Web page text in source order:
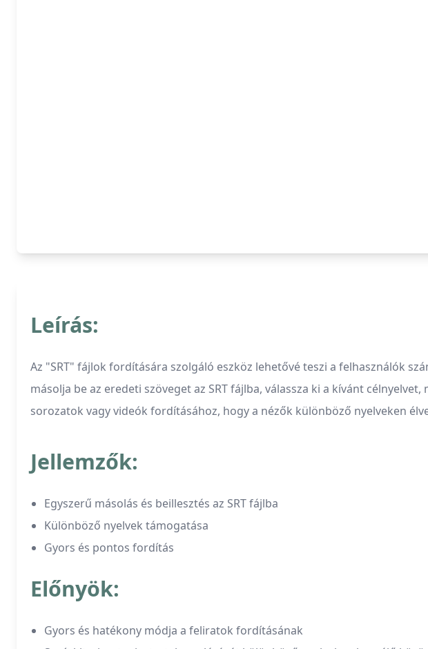
Leírás:
Az "SRT" fájlok fordítására szolgáló eszköz lehetővé teszi a felhasználók
másolja be az eredeti szöveget az SRT fájlba, válassza ki a kívánt
sorozatok vagy videók fordításához, hogy a nézők különböző nyelveken
Jellemzők:
Egyszerű másolás és beillesztés az SRT fájlba
Különböző nyelvek támogatása
Gyors és pontos fordítás
Előnyök:
Gyors és hatékony módja a feliratok fordításának